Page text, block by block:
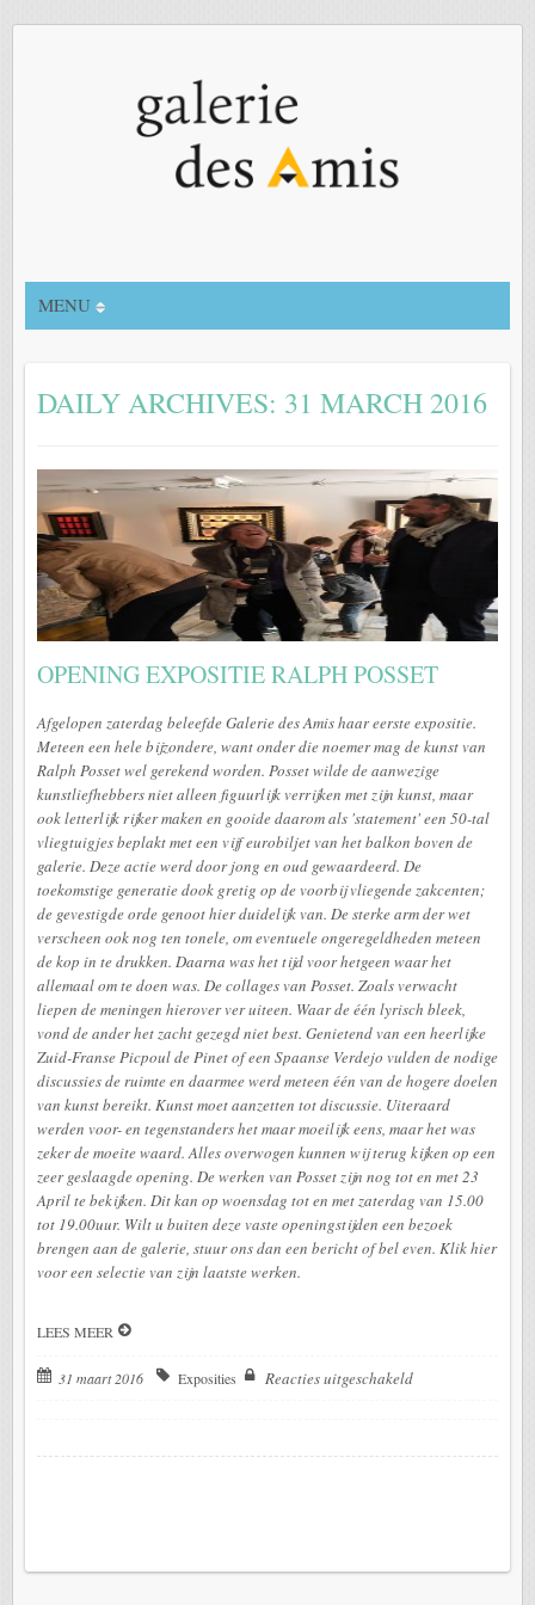
MENU
DAILY ARCHIVES: 31 MARCH 2016
OPENING EXPOSITIE RALPH POSSET
Afgelopen zaterdag beleefde Galerie des Amis haar eerste expositie.
Meteen een hele bijzondere, want onder die noemer mag de kunst van
Ralph Posset wel gerekend worden. Posset wilde de aanwezige
kunstliefhebbers niet alleen figuurlijk verrijken met zijn kunst, maar
ook letterlijk rijker maken en gooide daarom als 'statement' een 50-tal
vliegtuigjes beplakt met een vijf eurobiljet van het balkon boven de
galerie. Deze actie werd door jong en oud gewaardeerd. De
toekomstige generatie dook gretig op de voorbij vliegende zakcenten;
de gevestigde orde genoot hier duidelijk van. De sterke arm der wet
verscheen ook nog ten tonele, om eventuele ongeregeldheden meteen
de kop in te drukken. Daarna was het tijd voor hetgeen waar het
allemaal om te doen was. De collages van Posset. Zoals verwacht
liepen de meningen hierover ver uiteen. Waar de één lyrisch bleek,
vond de ander het zacht gezegd niet best. Genietend van een heerlijke
Zuid-Franse Picpoul de Pinet of een Spaanse Verdejo vulden de nodige
discussies de ruimte en daarmee werd meteen één van de hogere doelen
van kunst bereikt. Kunst moet aanzetten tot discussie. Uiteraard
werden voor- en tegenstanders het maar moeilijk eens, maar het was
zeker de moeite waard. Alles overwogen kunnen wij terug kijken op een
zeer geslaagde opening. De werken van Posset zijn nog tot en met 23
April te bekijken. Dit kan op woensdag tot en met zaterdag van 15.00
tot 19.00uur. Wilt u buiten deze vaste openingstijden een bezoek
brengen aan de galerie, stuur ons dan een bericht of bel even. Klik hier
voor een selectie van zijn laatste werken.
LEES MEER
31 maart 2016 Exposities Reacties uitgeschakeld